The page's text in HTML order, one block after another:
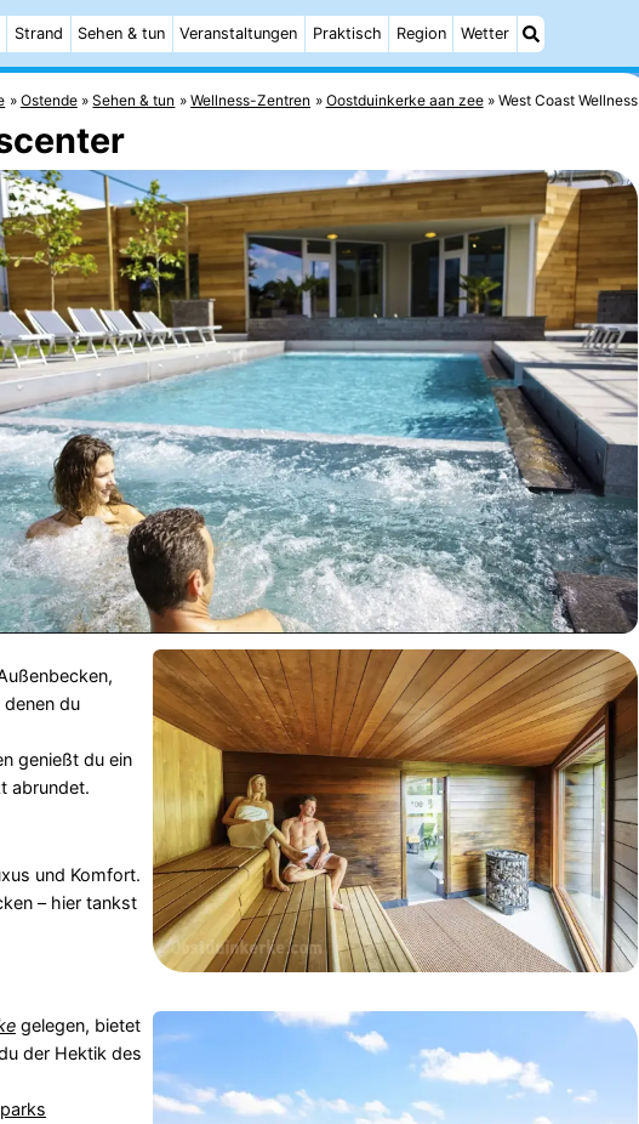
Strand Sehen & tun Veranstaltungen Praktisch Region Wetter
Ostende Sehen & tun Wellness-Zentren Oostduinkerke aan zee West Coast Wellness
du
genießt du ein
abrundet.
und Komfort.
– hier tankst
gelegen, bietet
der Hektik des